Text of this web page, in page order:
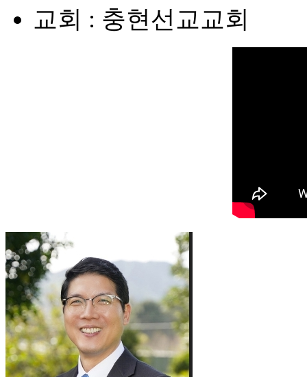
교회 : 충현선교교회